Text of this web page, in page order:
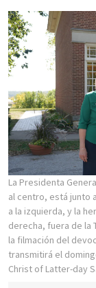
La Presidenta
al centro, está junto
a la izquierda, y la
derecha, fuera de la
la filmación del
transmitirá el
Christ of Latter-day